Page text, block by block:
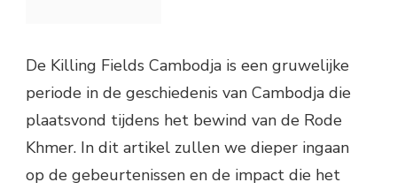
De Killing Fields Cambodja is een gruwelijke
periode in de geschiedenis van Cambodja die
plaatsvond tijdens het bewind van de Rode
Khmer. In dit artikel zullen we dieper ingaan
op de gebeurtenissen en de impact die het